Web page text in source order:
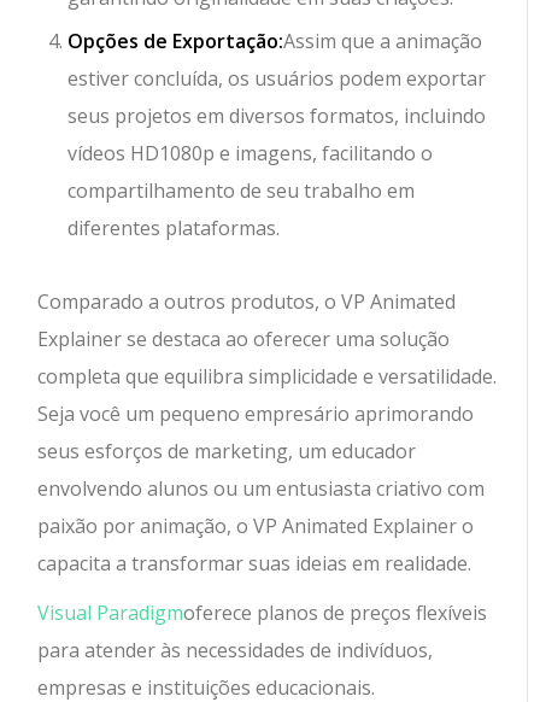
Opções de Exportação:Assim que a animação
estiver concluída, os usuários podem exportar
seus projetos em diversos formatos, incluindo
vídeos HD1080p e imagens, facilitando o
compartilhamento de seu trabalho em
diferentes plataformas.
Comparado a outros produtos, o VP Animated
Explainer se destaca ao oferecer uma solução
completa que equilibra simplicidade e versatilidade.
Seja você um pequeno empresário aprimorando
seus esforços de marketing, um educador
envolvendo alunos ou um entusiasta criativo com
paixão por animação, o VP Animated Explainer o
capacita a transformar suas ideias em realidade.
Visual Paradigmoferece planos de preços flexíveis
para atender às necessidades de indivíduos,
empresas e instituições educacionais.